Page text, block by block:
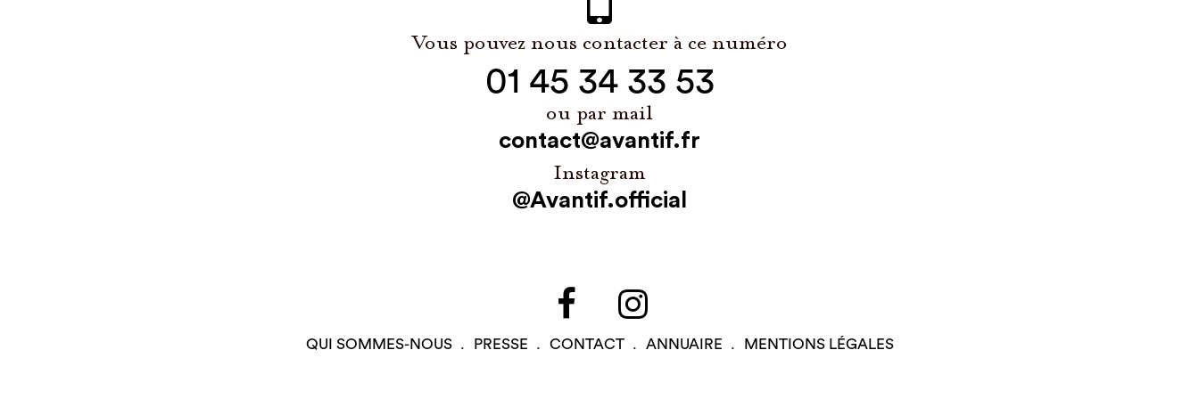
Vous pouvez nous contacter à ce numéro
01 45 34 33 53
ou par mail
contact@avantif.fr
Instagram
@Avantif.official
QUI SOMMES-NOUS PRESSE CONTACT ANNUAIRE MENTIONS LÉGALES